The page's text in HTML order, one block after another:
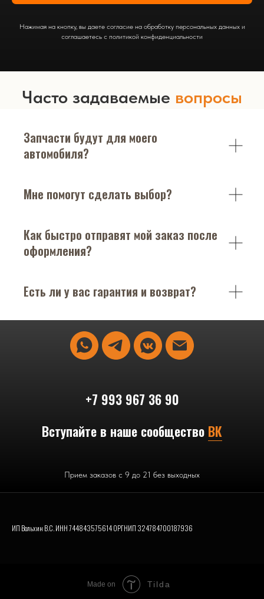
Нажимая на кнопку, вы даете согласие на обработку персональных данных и
соглашаетесь c политикой конфиденциальности
Часто задаваемые вопросы
Запчасти будут для моего
автомобиля?
Мне помогут сделать выбор?
Как быстро отправят мой заказ после
оформления?
Есть ли у вас гарантия и возврат?
+7 993 967 36 90
Вступайте в наше сообщество ВК
Прием заказов с 9 до 21 без выходных
ИП Вольхин В.С. ИНН 744843575614 ОРГНИП 324784700187936
Made on Tilda